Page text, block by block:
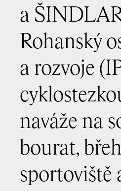
a
Rohanský
a rozvoje
naváže na
bourat,
sportoviště